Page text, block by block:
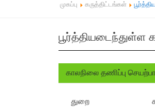
முகப்பு கருத்திட்டங்கள்
பூர்த்தியடைந்துள்ள
காலநிலை தணிப்பு
துறை